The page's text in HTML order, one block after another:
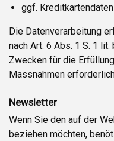
ggf. Kreditkartendaten
Die Datenverarbeitung
nach Art. 6 Abs. 1 S. 1
Zwecken für die
Massnahmen
Newsletter
Wenn Sie den auf der
beziehen möchten,